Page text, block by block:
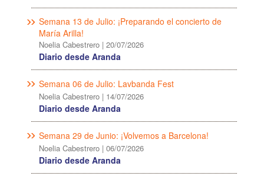
Semana 13 de Julio: ¡Preparando el concierto de
María Arilla!
Noelia Cabestrero | 20/07/2026
Diario desde Aranda
Semana 06 de Julio: Lavbanda Fest
Noelia Cabestrero | 14/07/2026
Diario desde Aranda
Semana 29 de Junio: ¡Volvemos a Barcelona!
Noelia Cabestrero | 06/07/2026
Diario desde Aranda